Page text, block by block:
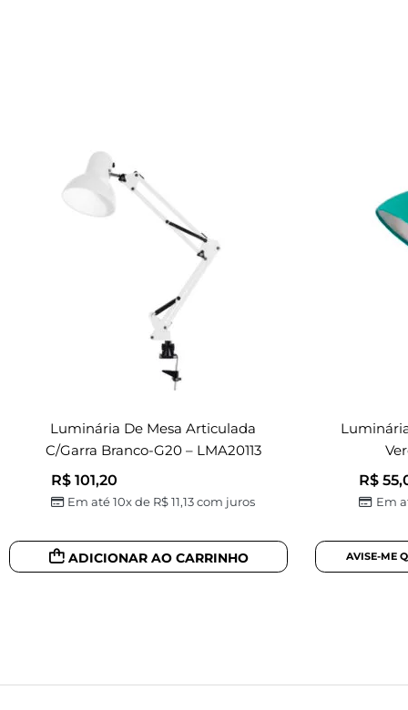
Luminária De Mesa Articulada
C/garra Branco-G20 – LMA20113
R$101,20
Em até 10x de R$11,13com juros
ADICIONAR AO CARRINHO
R$
Em